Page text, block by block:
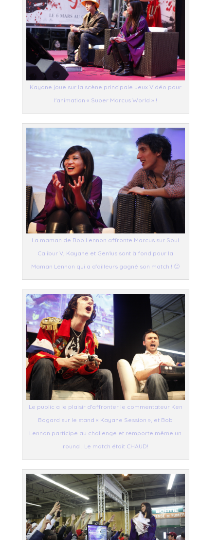
Kayane joue sur la scène principale Jeux Vidéo pour
l'animation « Super Marcus World » !
La maman de Bob Lennon affronte Marcus sur Soul
Calibur V, Kayane et Gen1us sont à fond pour la
Maman Lennon qui a d'ailleurs gagné son match ! 🙂
Le public a le plaisir d'affronter le commentateur Ken
Bogard sur le stand « Kayane Session », et Bob
Lennon participe au challenge et remporte même un
round ! Le match était CHAUD!